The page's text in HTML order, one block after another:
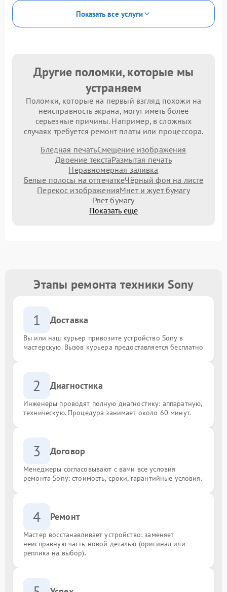
Показать все услуги
Другие поломки, которые мы
устраняем
Поломки, которые на первый взгляд похожи на
неисправность экрана, могут иметь более
серьезные причины. Например, в сложных
случаях требуется ремонт платы или процессора.
Бледная печатьСмещение изображения
Двоение текстаРазмытая печать
Неравномерная заливка
Белые полосы на отпечаткеЧёрный фон на листе
Перекос изображенияМнет и жует бумагу
Рвет бумагу
Показать еще
Этапы ремонта техники Sony
1 Доставка
Вы или наш курьер привозите устройство Sony в
мастерскую. Вызов курьера предоставляется бесплатно
2 Диагностика
Инженеры проводят полную диагностику: аппаратную,
техническую. Процедура занимает около 60 минут.
3 Договор
Менеджеры согласовывают с вами все условия
ремонта Sony: стоимость, сроки, гарантийные условия.
4 Ремонт
Мастер восстанавливает устройство: заменяет
неисправную часть новой деталью (оригинал или
реплика на выбор).